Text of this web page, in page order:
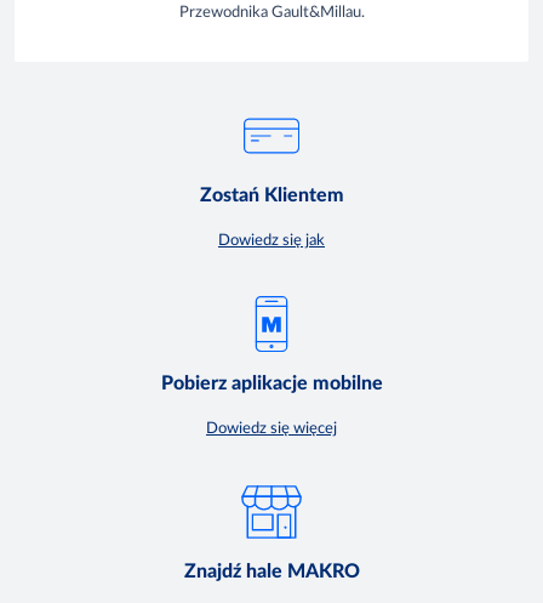
Przewodnika Gault&Millau.
Zostań Klientem
Dowiedz się jak
Pobierz aplikacje mobilne
Dowiedz się więcej
Znajdź hale MAKRO